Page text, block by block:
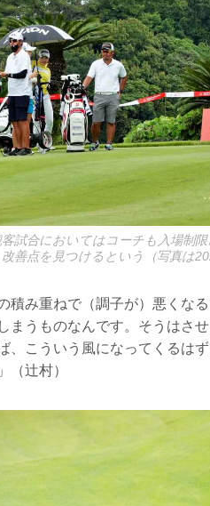
試合においてはコーチも入場制
善点を見つけるという（写真は
積み重ねで（調子が）悪くな
まうものなんです。そうはさ
、こういう風になってくるは
（辻村）